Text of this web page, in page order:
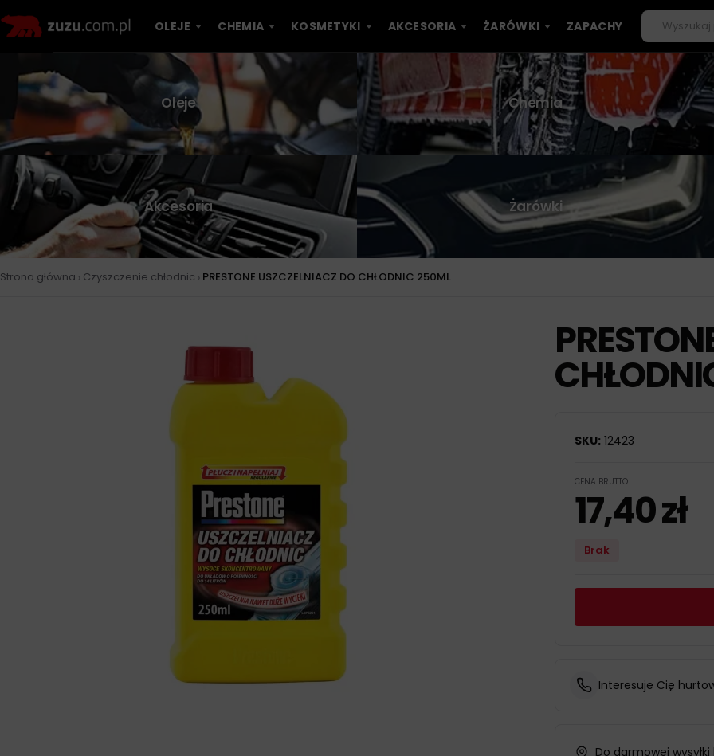
OLEJE CHEMIA KOSMETYKI AKCESORIA ŻARÓWKI ZAPACHY
Oleje Chemia
Akcesoria Żarówki
Strona główna › Czyszczenie chłodnic › PRESTONE USZCZELNIACZ DO CHŁODNIC 250ML
SKU: 12423
CENA BRUTTO
17,40zł
Brak
Interesuje Cię
Do darmowej